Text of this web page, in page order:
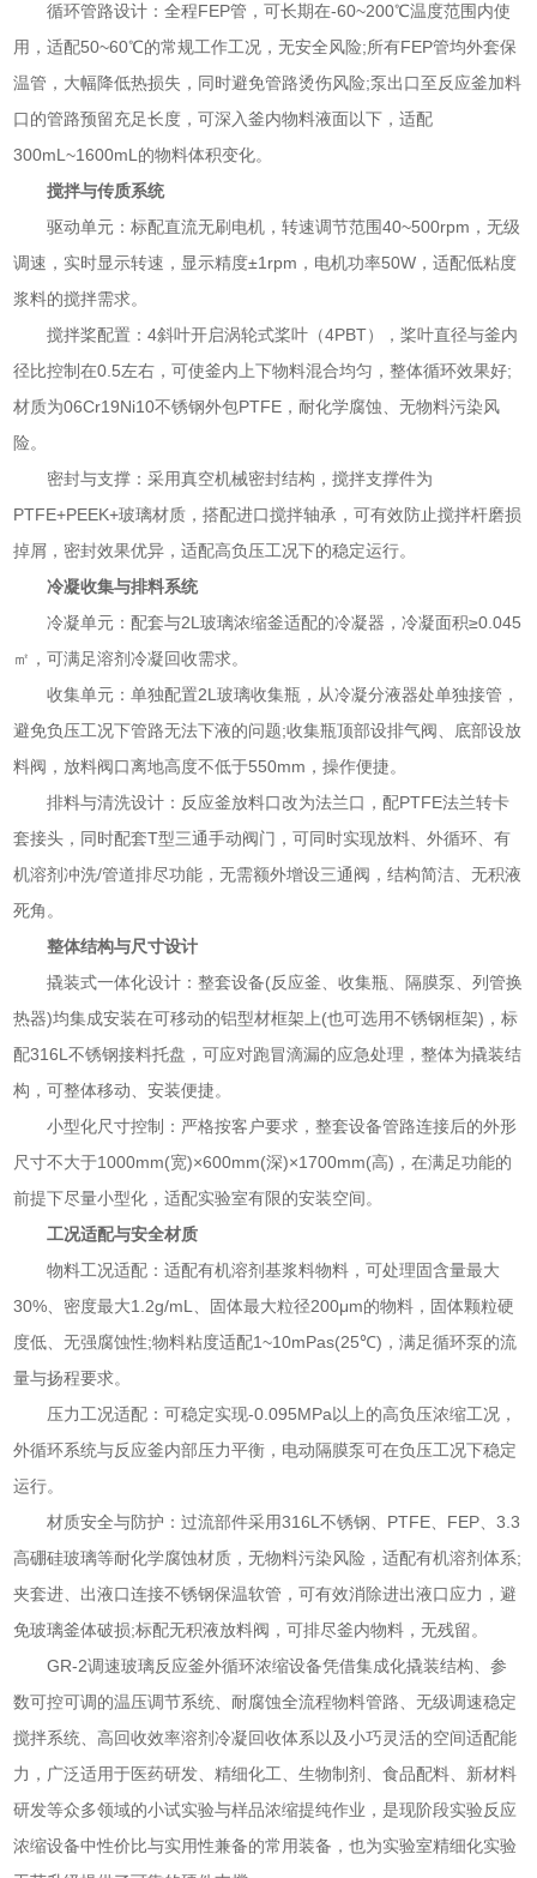
循环管路设计：全程FEP管，可长期在-60~200℃温度范围内使
用，适配50~60℃的常规工作工况，无安全风险;所有FEP管均外套保
温管，大幅降低热损失，同时避免管路烫伤风险;泵出口至反应釜加料
口的管路预留充足长度，可深入釜内物料液面以下，适配
300mL~1600mL的物料体积变化。
搅拌与传质系统
驱动单元：标配直流无刷电机，转速调节范围40~500rpm，无级
调速，实时显示转速，显示精度±1rpm，电机功率50W，适配低粘度
浆料的搅拌需求。
搅拌桨配置：4斜叶开启涡轮式桨叶（4PBT），桨叶直径与釜内
径比控制在0.5左右，可使釜内上下物料混合均匀，整体循环效果好;
材质为06Cr19Ni10不锈钢外包PTFE，耐化学腐蚀、无物料污染风
险。
密封与支撑：采用真空机械密封结构，搅拌支撑件为
PTFE+PEEK+玻璃材质，搭配进口搅拌轴承，可有效防止搅拌杆磨损
掉屑，密封效果优异，适配高负压工况下的稳定运行。
冷凝收集与排料系统
冷凝单元：配套与2L玻璃浓缩釜适配的冷凝器，冷凝面积≥0.045
㎡，可满足溶剂冷凝回收需求。
收集单元：单独配置2L玻璃收集瓶，从冷凝分液器处单独接管，
避免负压工况下管路无法下液的问题;收集瓶顶部设排气阀、底部设放
料阀，放料阀口离地高度不低于550mm，操作便捷。
排料与清洗设计：反应釜放料口改为法兰口，配PTFE法兰转卡
套接头，同时配套T型三通手动阀门，可同时实现放料、外循环、有
机溶剂冲洗/管道排尽功能，无需额外增设三通阀，结构简洁、无积液
死角。
整体结构与尺寸设计
撬装式一体化设计：整套设备(反应釜、收集瓶、隔膜泵、列管换
热器)均集成安装在可移动的铝型材框架上(也可选用不锈钢框架)，标
配316L不锈钢接料托盘，可应对跑冒滴漏的应急处理，整体为撬装结
构，可整体移动、安装便捷。
小型化尺寸控制：严格按客户要求，整套设备管路连接后的外形
尺寸不大于1000mm(宽)×600mm(深)×1700mm(高)，在满足功能的
前提下尽量小型化，适配实验室有限的安装空间。
工况适配与安全材质
物料工况适配：适配有机溶剂基浆料物料，可处理固含量最大
30%、密度最大1.2g/mL、固体最大粒径200μm的物料，固体颗粒硬
度低、无强腐蚀性;物料粘度适配1~10mPas(25℃)，满足循环泵的流
量与扬程要求。
压力工况适配：可稳定实现-0.095MPa以上的高负压浓缩工况，
外循环系统与反应釜内部压力平衡，电动隔膜泵可在负压工况下稳定
运行。
材质安全与防护：过流部件采用316L不锈钢、PTFE、FEP、3.3
高硼硅玻璃等耐化学腐蚀材质，无物料污染风险，适配有机溶剂体系;
夹套进、出液口连接不锈钢保温软管，可有效消除进出液口应力，避
免玻璃釜体破损;标配无积液放料阀，可排尽釜内物料，无残留。
GR-2调速玻璃反应釜外循环浓缩设备凭借集成化撬装结构、参
数可控可调的温压调节系统、耐腐蚀全流程物料管路、无级调速稳定
搅拌系统、高回收效率溶剂冷凝回收体系以及小巧灵活的空间适配能
力，广泛适用于医药研发、精细化工、生物制剂、食品配料、新材料
研发等众多领域的小试实验与样品浓缩提纯作业，是现阶段实验反应
浓缩设备中性价比与实用性兼备的常用装备，也为实验室精细化实验